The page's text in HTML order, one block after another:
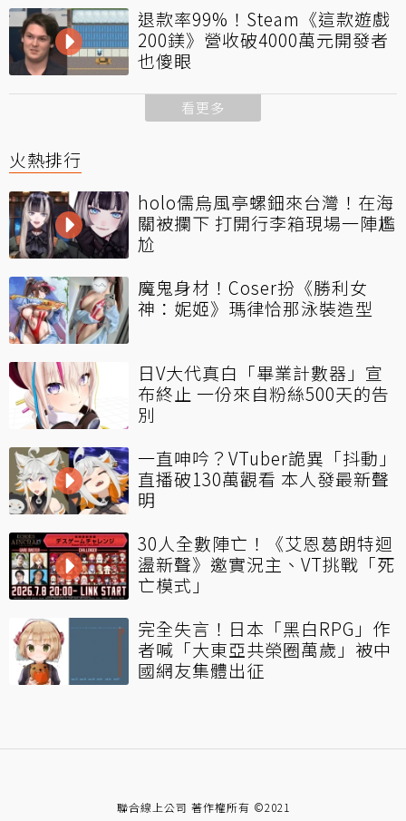
退款率99%！Steam《這款遊戲
200鎂》營收破4000萬元開發者
也傻眼
看更多
火熱排行
holo儒烏風亭螺鈿來台灣！在海
關被攔下 打開行李箱現場一陣尷
尬
魔鬼身材！Coser扮《勝利女
神：妮姬》瑪律恰那泳裝造型
日V大代真白「畢業計數器」宣
布終止 一份來自粉絲500天的告
別
一直呻吟？VTuber詭異「抖動」
直播破130萬觀看 本人發最新聲
明
30人全數陣亡！《艾恩葛朗特迴
盪新聲》邀實況主、VT挑戰「死
亡模式」
完全失言！日本「黑白RPG」作
者喊「大東亞共榮圈萬歲」被中
國網友集體出征
聯合線上公司 著作權所有 ©2021